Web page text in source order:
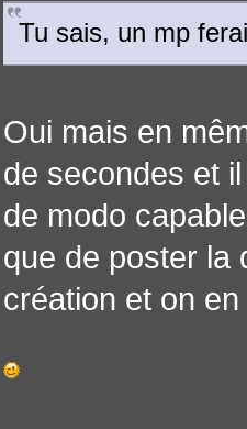
Tu sais, un mp
Oui mais en
de secondes et
de modo
que de poster la
création et on